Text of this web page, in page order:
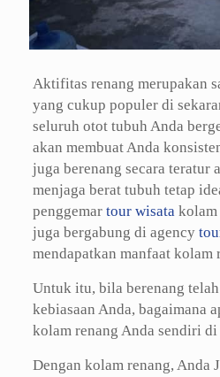
Aktifitas renang merupakan
yang cukup populer di
seluruh otot tubuh Anda
akan membuat Anda
juga berenang secara teratur
menjaga berat tubuh tetap
penggemar tour wisatakolam
juga bergabung di agency
mendapatkan manfaat kolam
Untuk itu, bila berenang
kebiasaan Anda, bagaimana
kolam renang Anda sendiri di
Dengan kolam renang, Anda